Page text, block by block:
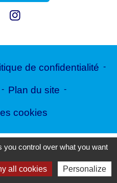
de confidentialité -
- Plan du site -
cookies
Réseau des Communes
control over what you want
all cookies Personalize